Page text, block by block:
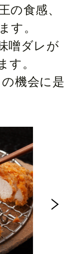
の食感、
す。
噌ダレが
す。
機会に是